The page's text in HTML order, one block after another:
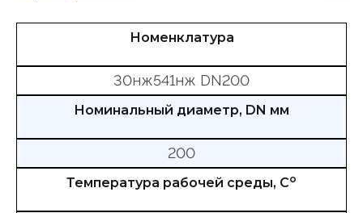
Номенклатура
30нж541нж DN200
Номинальный диаметр, DN мм
200
Температура рабочей среды, Со